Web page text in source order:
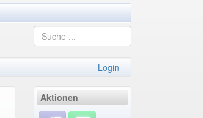
Login
Aktionen